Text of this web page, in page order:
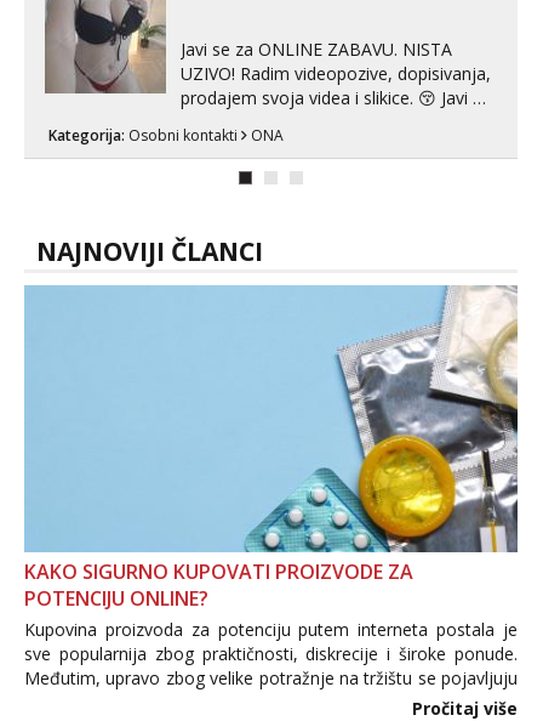
Javi se za ONLINE ZABAVU. NISTA
UZIVO! Radim videopozive, dopisivanja,
prodajem svoja videa i slikice. 😚 Javi mi
Telegram. +385 91 723 0045
Kategorija: Osobni kontakti ONA
NAJNOVIJI ČLANCI
KAKO SIGURNO KUPOVATI PROIZVODE ZA
POTENCIJU ONLINE?
Kupovina proizvoda za potenciju putem interneta postala je
sve popularnija zbog praktičnosti, diskrecije i široke ponude.
Međutim, upravo zbog velike potražnje na tržištu se pojavljuju
i brojni krivotvoreni proizvodi, nepouzdane internetske
Pročitaj više